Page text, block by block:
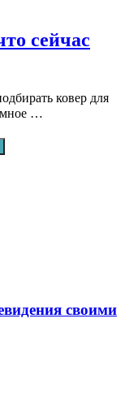
сейчас
ковер для
…
своими